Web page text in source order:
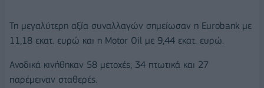
Τη μεγαλύτερη αξία συναλλαγών σημείωσαν η Eurobank με
11,18 εκατ. ευρώ και η Motor Oil με 9,44 εκατ. ευρώ.
Ανοδικά κινήθηκαν 58 μετοχές, 34 πτωτικά και 27
παρέμειναν σταθερές.